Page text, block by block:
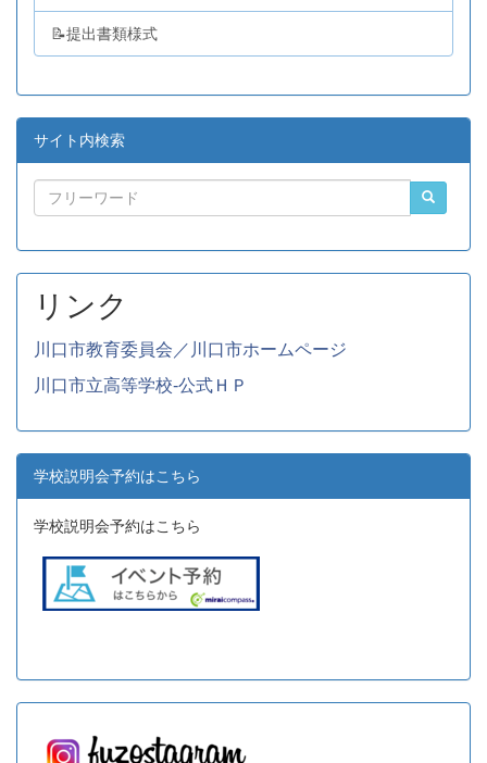
📝提出書類様式
サイト内検索
リンク
川口市教育委員会／川口市ホームページ
川口市立高等学校-公式ＨＰ
学校説明会予約はこちら
学校説明会予約はこちら